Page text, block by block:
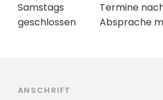
Samstags
geschlossen
Termine
Absprache
ANSCHRIFT